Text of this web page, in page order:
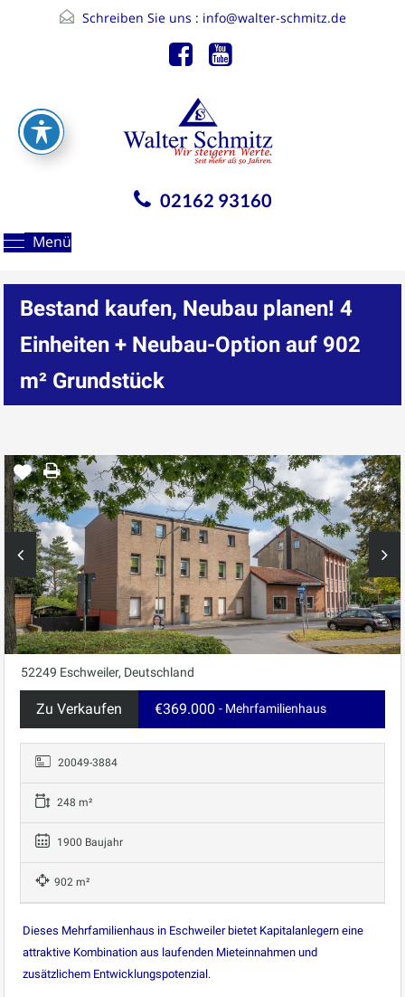
Schreiben Sie uns : info@walter-schmitz.de
02162 93160
Menü
Bestand kaufen, Neubau planen! 4
Einheiten + Neubau-Option auf 902
m² Grundstück
52249 Eschweiler, Deutschland
Zu Verkaufen €369.000 - Mehrfamilienhaus
20049-3884
248 m²
1900 Baujahr
902 m²
Dieses Mehrfamilienhaus in Eschweiler bietet Kapitalanlegern eine
attraktive Kombination aus laufenden Mieteinnahmen und
zusätzlichem Entwicklungspotenzial.